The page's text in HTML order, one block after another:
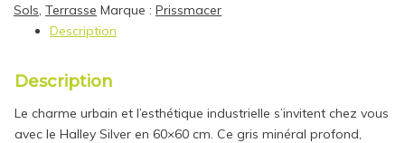
Sols, Terrasse Marque : Prissmacer
Description
Description
Le charme urbain et l’esthétique industrielle s’invitent chez vous
avec le Halley Silver en 60×60 cm. Ce gris minéral profond,